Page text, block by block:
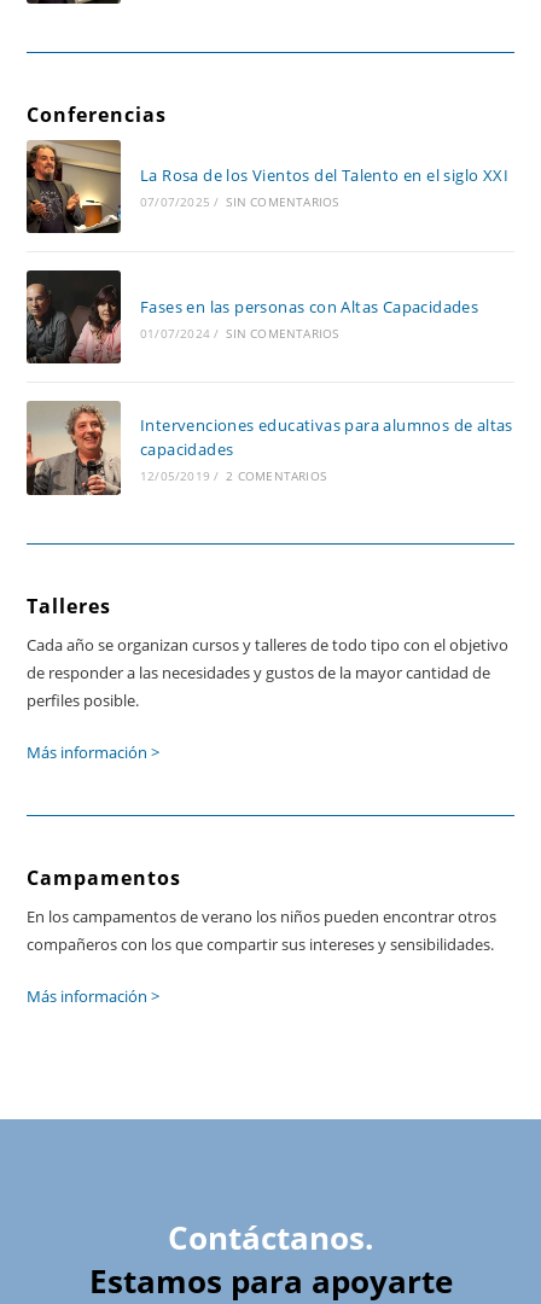
Conferencias
La Rosa de los Vientos del Talento en el siglo XXI
07/07/2025 / SIN COMENTARIOS
Fases en las personas con Altas Capacidades
01/07/2024 / SIN COMENTARIOS
Intervenciones educativas para alumnos de altas
capacidades
12/05/2019 / 2 COMENTARIOS
Talleres
Cada año se organizan cursos y talleres de todo tipo con el objetivo
de responder a las necesidades y gustos de la mayor cantidad de
perfiles posible.
Más información >
Campamentos
En los campamentos de verano los niños pueden encontrar otros
compañeros con los que compartir sus intereses y sensibilidades.
Más información >
Contáctanos.
Estamos para apoyarte